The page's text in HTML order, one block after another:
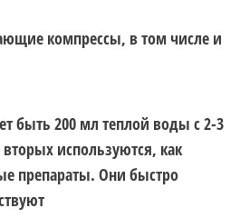
компрессы, в том числе и
быть 200 мл теплой воды с 2-3
используются, как
препараты. Они быстро